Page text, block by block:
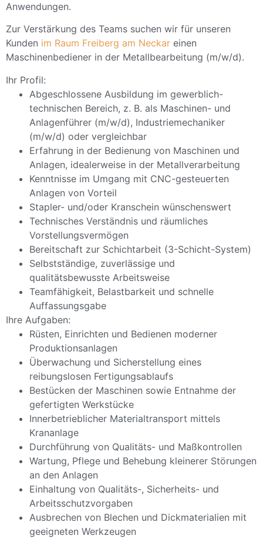
Anwendungen.
Zur Verstärkung des Teams suchen wir für unseren
Kunden im Raum Freiberg am Neckar einen
Maschinenbediener in der Metallbearbeitung (m/w/d).
Ihr Profil:
Abgeschlossene Ausbildung im gewerblich-
technischen Bereich, z. B. als Maschinen- und
Anlagenführer (m/w/d), Industriemechaniker
(m/w/d) oder vergleichbar
Erfahrung in der Bedienung von Maschinen und
Anlagen, idealerweise in der Metallverarbeitung
Kenntnisse im Umgang mit CNC-gesteuerten
Anlagen von Vorteil
Stapler- und/oder Kranschein wünschenswert
Technisches Verständnis und räumliches
Vorstellungsvermögen
Bereitschaft zur Schichtarbeit (3-Schicht-System)
Selbstständige, zuverlässige und
qualitätsbewusste Arbeitsweise
Teamfähigkeit, Belastbarkeit und schnelle
Auffassungsgabe
Ihre Aufgaben:
Rüsten, Einrichten und Bedienen moderner
Produktionsanlagen
Überwachung und Sicherstellung eines
reibungslosen Fertigungsablaufs
Bestücken der Maschinen sowie Entnahme der
gefertigten Werkstücke
Innerbetrieblicher Materialtransport mittels
Krananlage
Durchführung von Qualitäts- und Maßkontrollen
Wartung, Pflege und Behebung kleinerer Störungen
an den Anlagen
Einhaltung von Qualitäts-, Sicherheits- und
Arbeitsschutzvorgaben
Ausbrechen von Blechen und Dickmaterialien mit
geeigneten Werkzeugen